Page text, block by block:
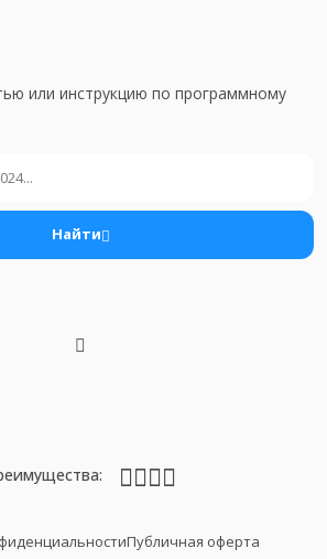
или инструкцию по программному
Найти
Публичная оферта